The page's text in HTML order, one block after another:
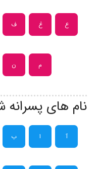
ع غ ف
م ن
نام های پسرانه
آ ا ب